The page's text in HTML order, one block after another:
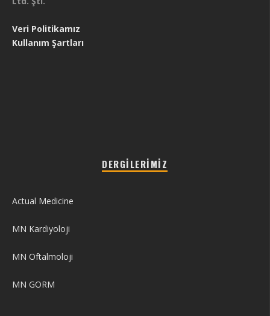
Veri Politikamız
Kullanım Şartları
DERGILERIMIZ
Actual Medicine
MN Kardiyoloji
MN Oftalmoloji
MN GORM